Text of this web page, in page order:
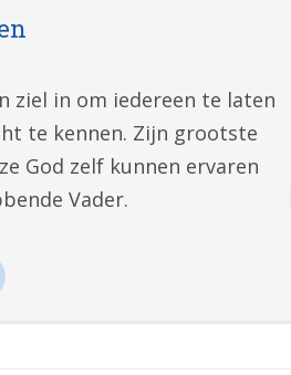
ziel in om iedereen te laten
te kennen. Zijn grootste
God zelf kunnen ervaren
Vader.